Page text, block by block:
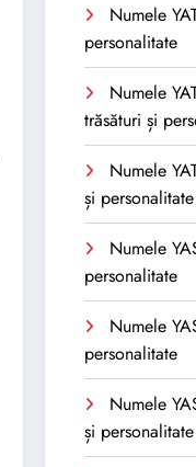
Numele
personalitate
Numele
trăsături și
Numele
și personalitate
Numele
personalitate
Numele
personalitate
Numele
și personalitate